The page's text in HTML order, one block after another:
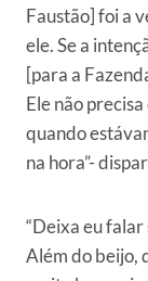
Faustão] foi a
ele. Se a
[para a
Ele não
quando
na hora”-
“Deixa eu falar
Além do beijo,